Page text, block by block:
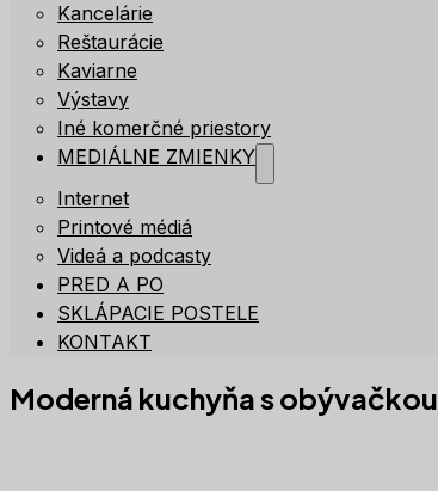
Kancelárie
Reštaurácie
Kaviarne
Výstavy
Iné komerčné priestory
MEDIÁLNE ZMIENKY
Internet
Printové médiá
Videá a podcasty
PRED A PO
SKLÁPACIE POSTELE
KONTAKT
Moderná kuchyňa s obývačkou